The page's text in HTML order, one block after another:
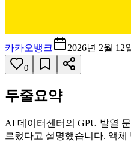
카카오뱅크 2026년 2월 12
0
두줄요약
AI 데이터센터의 GPU 발열
르렀다고 설명했습니다. 액